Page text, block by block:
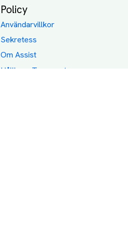
Policy
Användarvillkor
Sekretess
Om Assist
Hållbara Transporter